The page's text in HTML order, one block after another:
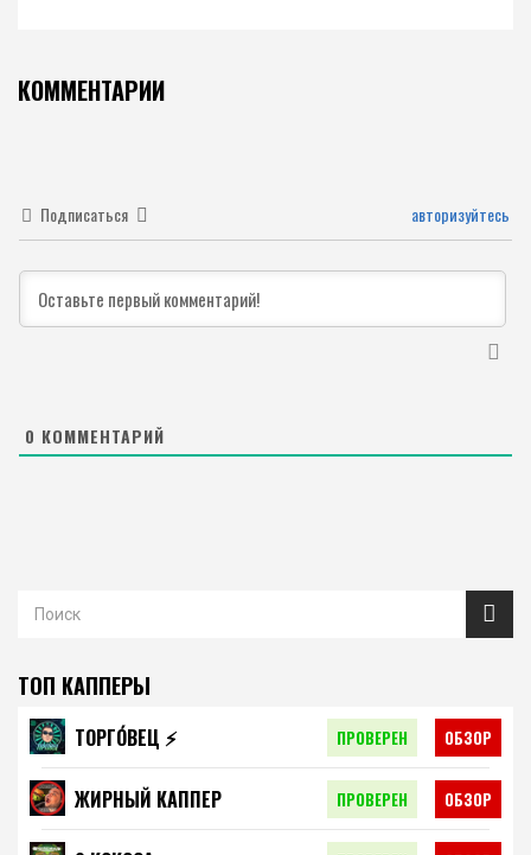
КОММЕНТАРИИ
Подписаться авторизуйтесь
0 КОММЕНТАРИЙ
ТОП КАППЕРЫ
ТОРГО́ВЕЦ ⚡️ ПРОВЕРЕН ОБЗОР
ЖИРНЫЙ КАППЕР ПРОВЕРЕН ОБЗОР